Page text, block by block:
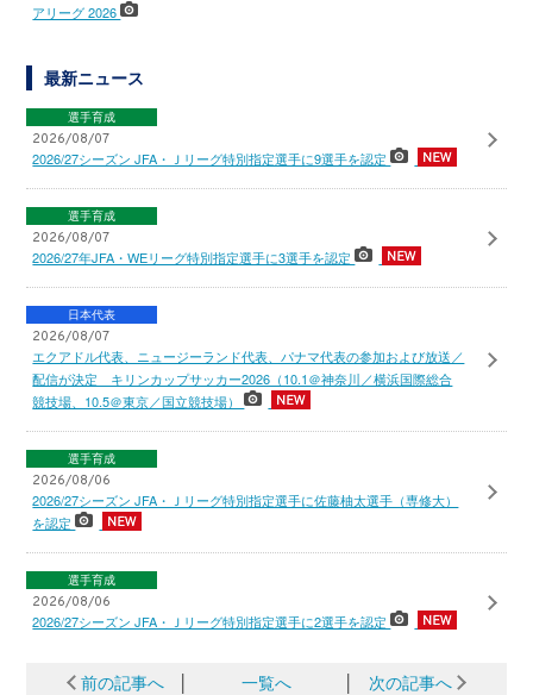
アリーグ 2026
最新ニュース
選手育成
2026/08/07
2026/27シーズン JFA・Ｊリーグ特別指定選手に9選手を認定
選手育成
2026/08/07
2026/27年JFA・WEリーグ特別指定選手に3選手を認定
日本代表
2026/08/07
エクアドル代表、ニュージーランド代表、パナマ代表の参加および放送／
配信が決定 キリンカップサッカー2026（10.1＠神奈川／横浜国際総合
競技場、10.5＠東京／国立競技場）
選手育成
2026/08/06
2026/27シーズン JFA・Ｊリーグ特別指定選手に佐藤柚太選手（専修大）
を認定
選手育成
2026/08/06
2026/27シーズン JFA・Ｊリーグ特別指定選手に2選手を認定
前の記事へ │ 一覧へ │ 次の記事へ